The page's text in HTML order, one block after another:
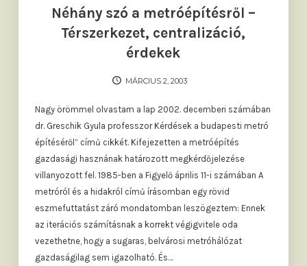
Néhány szó a metróépítésről –
Térszerkezet, centralizáció,
érdekek
MÁRCIUS 2, 2003
Nagy örömmel olvastam a lap 2002. decemberi számában
dr. Greschik Gyula professzor Kérdések a budapesti metró
építéséről” című cikkét. Kifejezetten a metróépítés
gazdasági hasznának határozott megkérdőjelezése
villanyozott fel. 1985-ben a Figyelő április 11-i számában A
metróról és a hidakról című írásomban egy rövid
eszmefuttatást záró mondatomban leszögeztem: Ennek
az iterációs számításnak a korrekt végigvitele oda
vezethetne, hogy a sugaras, belvárosi metróhálózat
gazdaságilag sem igazolható. És…